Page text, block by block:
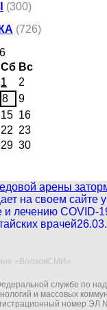
(300)
(726)
Сб Вс
1
2
8
9
15 16
22 23
29 30
арены
на своем сайте
и лечению COVID-
врачей
«ВолховСМИ»
службе по
и массовых
номер